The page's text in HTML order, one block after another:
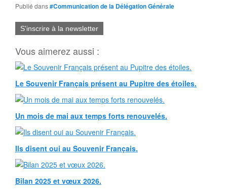
Publié dans#Communication de la Délégation Générale
S'inscrire à la newsletter
Vous aimerez aussi :
Le Souvenir Français présent au Pupitre des étoiles.
Un mois de mai aux temps forts renouvelés.
Ils disent oui au Souvenir Français.
Bilan 2025 et vœux 2026.